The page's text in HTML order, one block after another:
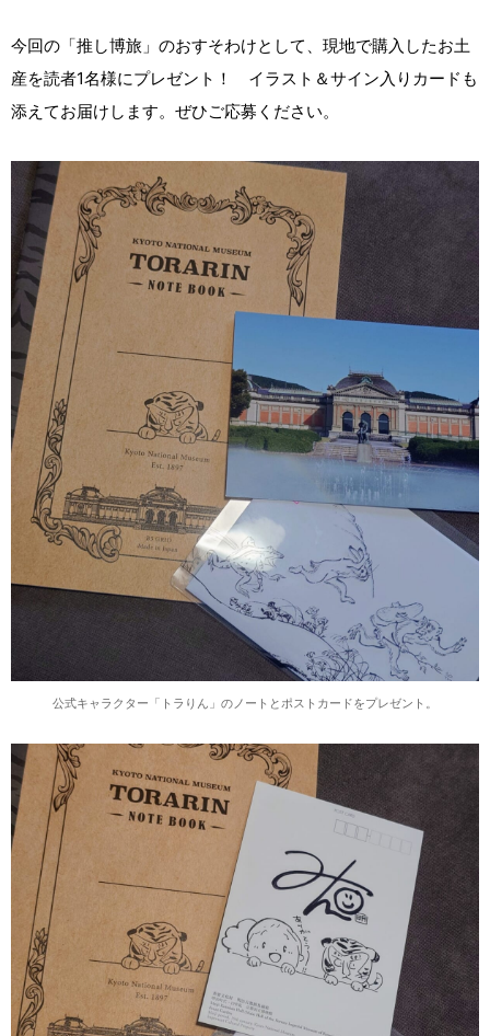
今回の「推し博旅」のおすそわけとして、現地で購入したお土
産を読者1名様にプレゼント！ イラスト＆サイン入りカードも
添えてお届けします。ぜひご応募ください。
公式キャラクター「トラりん」のノートとポストカードをプレゼント。